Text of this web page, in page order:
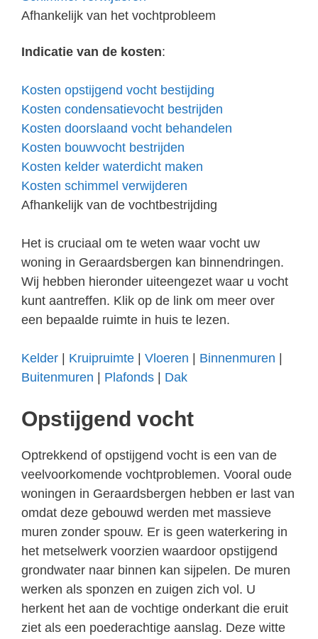
Afhankelijk van het vochtprobleem
Indicatie van de kosten:
Kosten opstijgend vocht bestijding
Kosten condensatievocht bestrijden
Kosten doorslaand vocht behandelen
Kosten bouwvocht bestrijden
Kosten kelder waterdicht maken
Kosten schimmel verwijderen
Afhankelijk van de vochtbestrijding
Het is cruciaal om te weten waar vocht uw
woning in Geraardsbergen kan binnendringen.
Wij hebben hieronder uiteengezet waar u vocht
kunt aantreffen. Klik op de link om meer over
een bepaalde ruimte in huis te lezen.
Kelder Kruipruimte Vloeren Binnenmuren
Buitenmuren
Plafonds Dak
Opstijgend vocht
Optrekkend of opstijgend vocht is een van de
veelvoorkomende vochtproblemen. Vooral oude
woningen in Geraardsbergen hebben er last van
omdat deze gebouwd werden met massieve
muren zonder spouw. Er is geen waterkering in
het metselwerk voorzien waardoor opstijgend
grondwater naar binnen kan sijpelen. De muren
werken als sponzen en zuigen zich vol. U
herkent het aan de vochtige onderkant die eruit
ziet als een poederachtige aanslag. Deze witte